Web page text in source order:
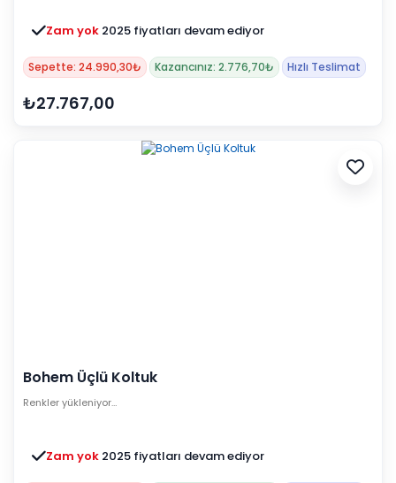
Zam yok 2025 fiyatları devam ediyor
Sepette: 24.990,30₺ Kazancınız: 2.776,70₺ Hızlı Teslimat
₺27.767,00
Bohem Üçlü Koltuk
Renkler yükleniyor…
Zam yok 2025 fiyatları devam ediyor